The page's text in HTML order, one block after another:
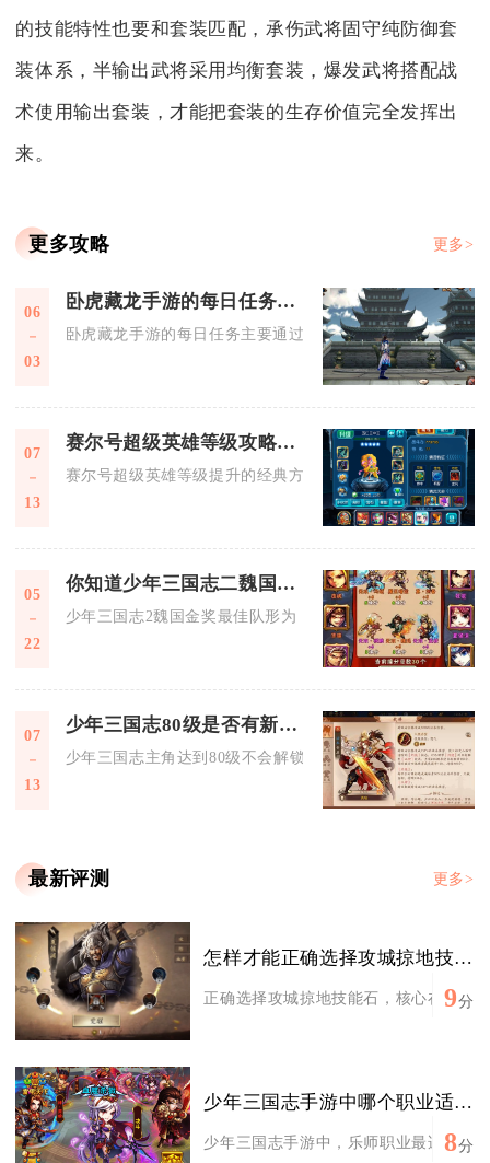
的技能特性也要和套装匹配，承伤武将固守纯防御套
装体系，半输出武将采用均衡套装，爆发武将搭配战
术使用输出套装，才能把套装的生存价值完全发挥出
来。
更多攻略 更多>
06
03
卧虎藏龙手游的每日任务如何领取
卧虎藏龙手游的每日任务主要通过主界面“每日必做”、每日
07
13
赛尔号超级英雄等级攻略有哪些经典方法
赛尔号超级英雄等级提升的经典方法核心是高效利用体力、
05
22
你知道少年三国志二魏国金奖布阵的最佳队形吗
少年三国志2魏国金奖最佳队形为：一号位郭嘉、二号位曹
07
13
少年三国志80级是否有新地图开放
少年三国志主角达到80级不会解锁主线征战大地图，但会开
最新评测 更多>
怎样才能正确选择攻城掠地技能石
正确选择攻城掠地技能石，核心在于依
9分
少年三国志手游中哪个职业适合喜欢辅助的玩家
少年三国志手游中，乐师职业最适合喜
8分